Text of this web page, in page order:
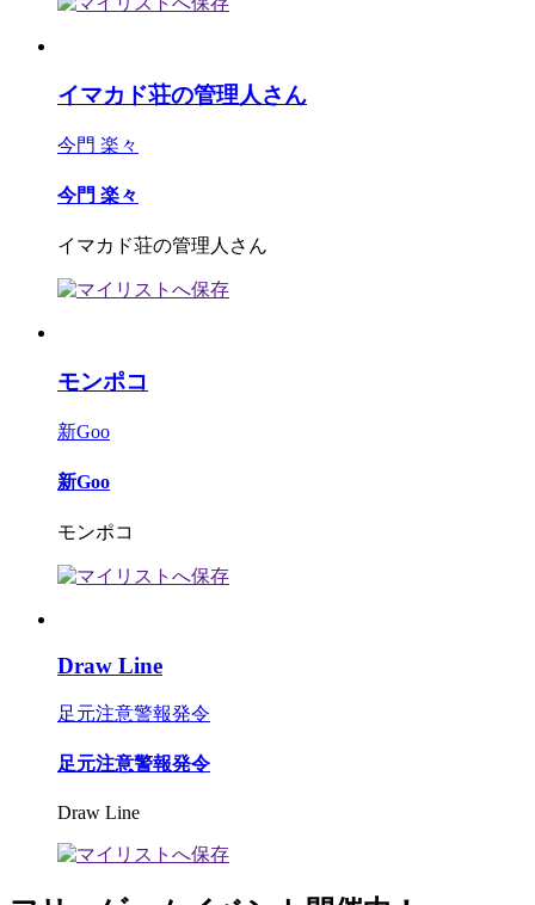
イマカド荘の管理人さん
今門 楽々
今門 楽々
イマカド荘の管理人さん
モンポコ
新Goo
新Goo
モンポコ
Draw Line
足元注意警報発令
足元注意警報発令
Draw Line